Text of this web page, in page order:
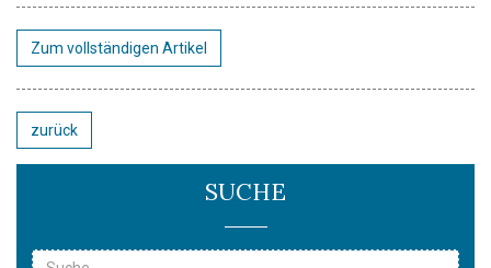
Zum vollständigen Artikel
zurück
SUCHE